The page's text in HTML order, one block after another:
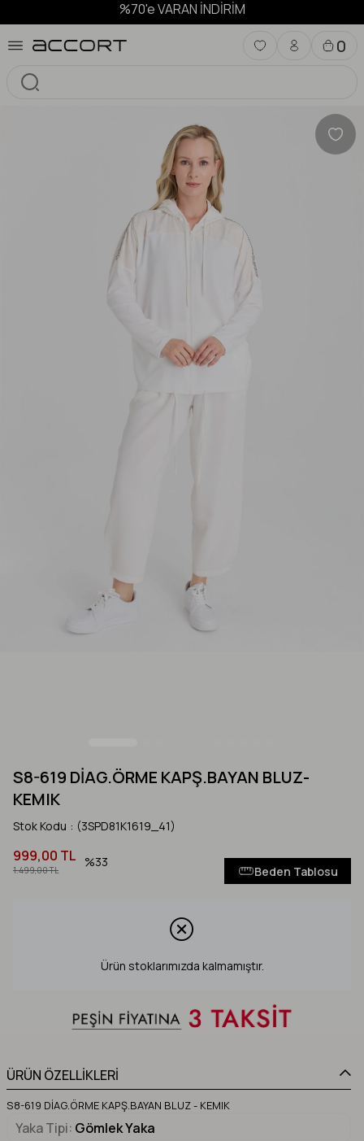
%70'e VARAN İNDİRİM
0
S8-619 DİAG.ÖRME KAPŞ.BAYAN BLUZ-
KEMIK
Stok Kodu (3SPD81K1619_41)
1.499,00 TL
999,00 TL 33
Beden Tablosu
Ürün stoklarımızda kalmamıştır.
ÜRÜN ÖZELLİKLERİ
S8-619 DİAG.ÖRME KAPŞ.BAYAN BLUZ - KEMIK
Yaka Tipi Gömlek Yaka